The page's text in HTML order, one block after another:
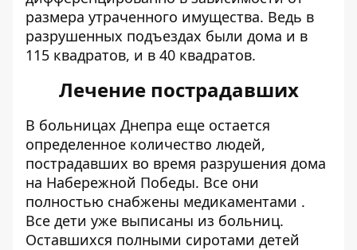
размера утраченного имущества. Ведь в
разрушенных подъездах были дома и в
115 квадратов, и в 40 квадратов.
Лечение пострадавших
В больницах Днепра еще остается
определенное количество людей,
пострадавших во время разрушения дома
на Набережной Победы. Все они
полностью снабжены медикаментами .
Все дети уже выписаны из больниц.
Оставшихся полными сиротами детей